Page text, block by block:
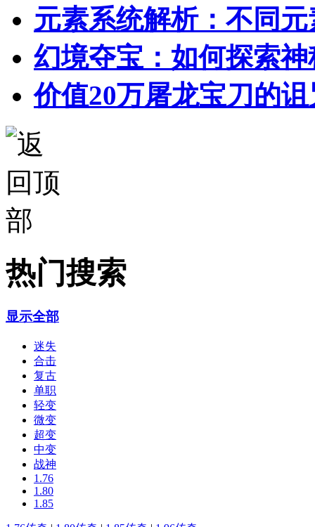
元素系统解析：不同
幻境夺宝：如何探索
价值20万屠龙宝刀的
热门搜索
显示全部
迷失
合击
复古
单职
轻变
微变
超变
中变
战神
1.76
1.80
1.85